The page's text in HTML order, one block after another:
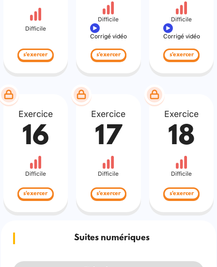
Difficile
s'exercer
Difficile
Corrigé vidéo
s'exercer
Difficile
Corrigé vidéo
s'exercer
Exercice
16
Difficile
s'exercer
Exercice
17
Difficile
s'exercer
Exercice
18
Difficile
s'exercer
Suites numériques